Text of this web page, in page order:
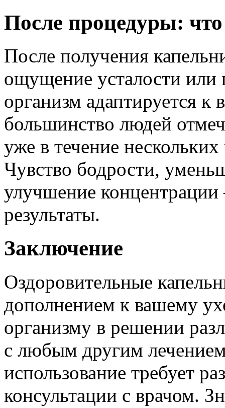
После процедуры:
После получения
ощущение усталости или
организм адаптируется
большинство людей
уже в течение
Чувство бодрости,
улучшение
результаты.
Заключение
Оздоровительные
дополнением к вашему
организму в решении
с любым другим
использование требует
консультации с врачом.